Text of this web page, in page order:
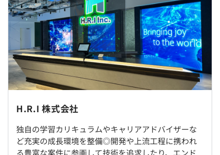
◆Case2：フルスタックに近い技術を身に付けPL/PMとし
て上流工程に挑戦したいBさん
大手SIが入札した国家レベルの大規模プロジェクトに参
画。
少数からの参画から実績・関係構築を重ね自身のポジショ
ンを上げつつ十数名規模での体制参画まで拡大。
現在はインフラ業務を着手し始め多方面でのスキルアップ
◆Case3：社会貢献性ややりがいを重視したいCさん
大手ECサイトの維持管理システムのマネジメントおよび
アジリティ向上プロジェクトに参画。
※上記は本社住所となります。
社内もしくはお客様先での勤務となります。
【プロジェクト先の例】
■東京23区／新宿区・渋谷区・品川区・目黒区・豊島
区・中央区・港区・千代田区 など
（※ 想定年収は年収提示額を保証するものではありません）
10：00～19：00（実働8時間）
休憩時間：60分
H.R.I 株式会社
独自の学習カリキュラムやキャリアアドバイザーな
ど充実の成長環境を整備◎開発や上流工程に携われ